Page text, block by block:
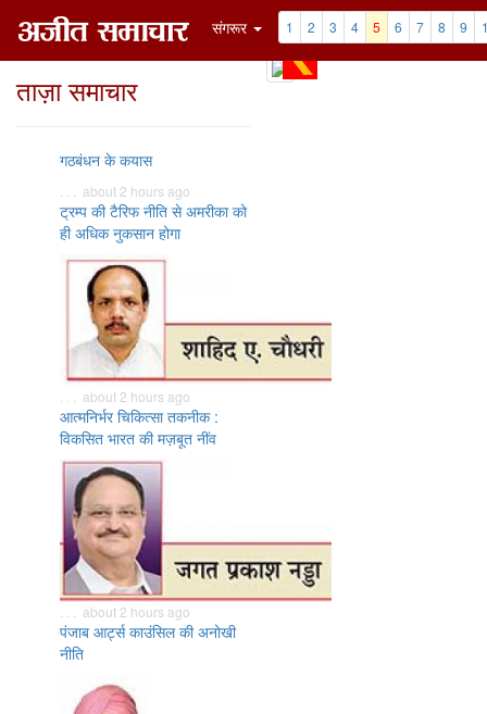
संगरूर 1 2 3 4 5 6 7 8 9
ताज़ा समाचार
गठबंधन के कयास
. . . about 2 hours ago
ट्रम्प की टैरिफ नीति से अमरीका को
ही अधिक नुकसान होगा
. . . about 2 hours ago
आत्मनिर्भर चिकित्सा तकनीक :
विकसित भारत की मज़बूत नींव
. . . about 2 hours ago
पंजाब आर्ट्स काउंसिल की अनोखी
नीति